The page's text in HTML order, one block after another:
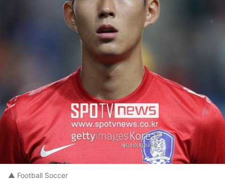
▲ Football Soccer